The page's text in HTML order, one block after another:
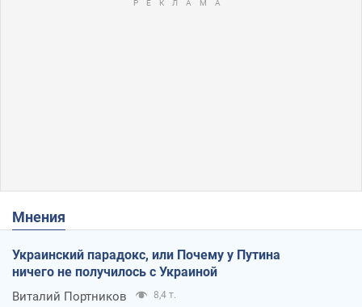
Мнения
Украинский парадокс, или Почему у Путина
ничего не получилось с Украиной
Виталий Портников 8,4 т.